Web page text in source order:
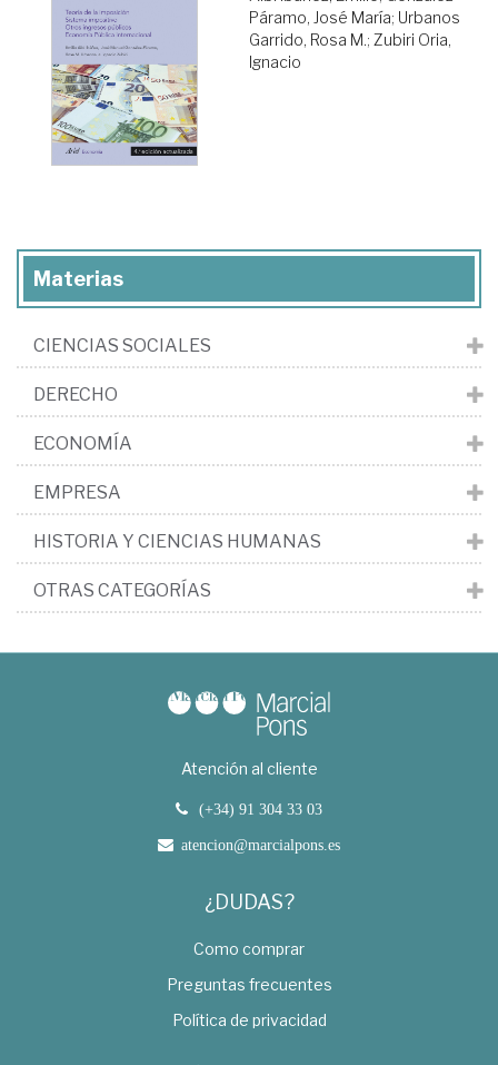
Páramo, José María; Urbanos
Garrido, Rosa M.; Zubiri Oria,
Ignacio
Materias
CIENCIAS SOCIALES
DERECHO
ECONOMÍA
EMPRESA
HISTORIA Y CIENCIAS HUMANAS
OTRAS CATEGORÍAS
Atención al cliente
(+34) 91 304 33 03
atencion@marcialpons.es
¿DUDAS?
Como comprar
Preguntas frecuentes
Política de privacidad